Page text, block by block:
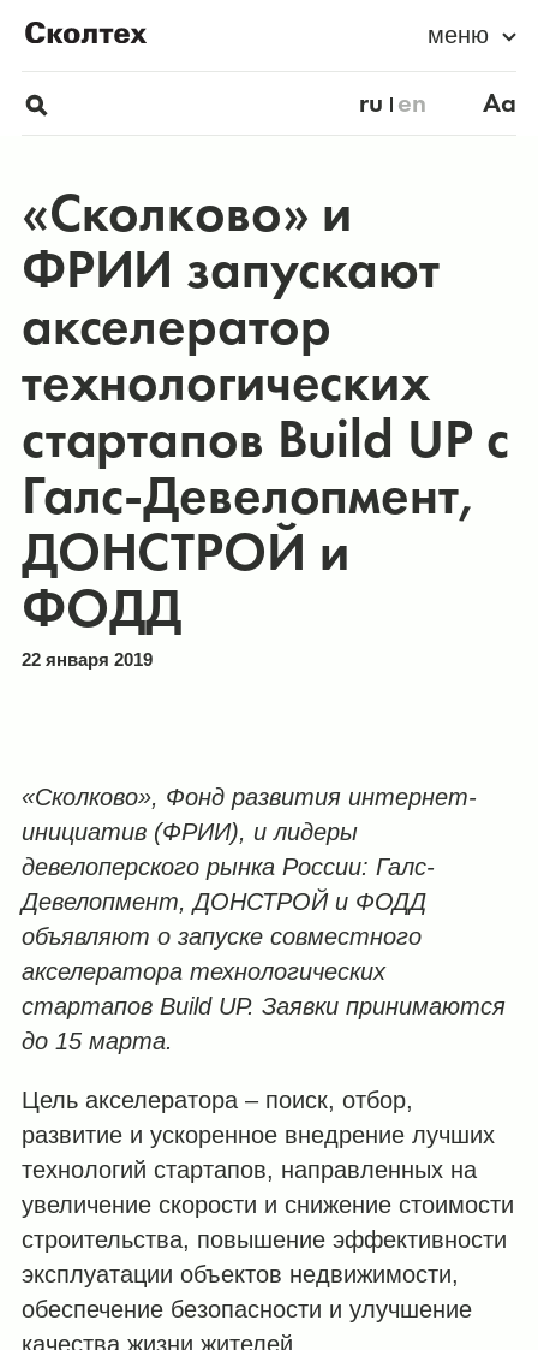
меню
ru en Aa
«Сколково» и
ФРИИ запускают
акселератор
технологических
стартапов Build UP с
Галс-Девелопмент,
ДОНСТРОЙ и
ФОДД
22 января 2019
«Сколково», Фонд развития интернет-
инициатив (ФРИИ), и лидеры
девелоперского рынка России: Галс-
Девелопмент, ДОНСТРОЙ и ФОДД
объявляют о запуске совместного
акселератора технологических
стартапов Build UP. Заявки принимаются
до 15 марта.
Цель акселератора – поиск, отбор,
развитие и ускоренное внедрение лучших
технологий стартапов, направленных на
увеличение скорости и снижение стоимости
строительства, повышение эффективности
эксплуатации объектов недвижимости,
обеспечение безопасности и улучшение
качества жизни жителей.